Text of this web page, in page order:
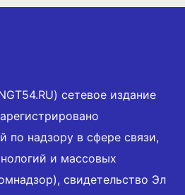
сетевое издание
по надзору в сфере связи,
и массовых
свидетельство Эл